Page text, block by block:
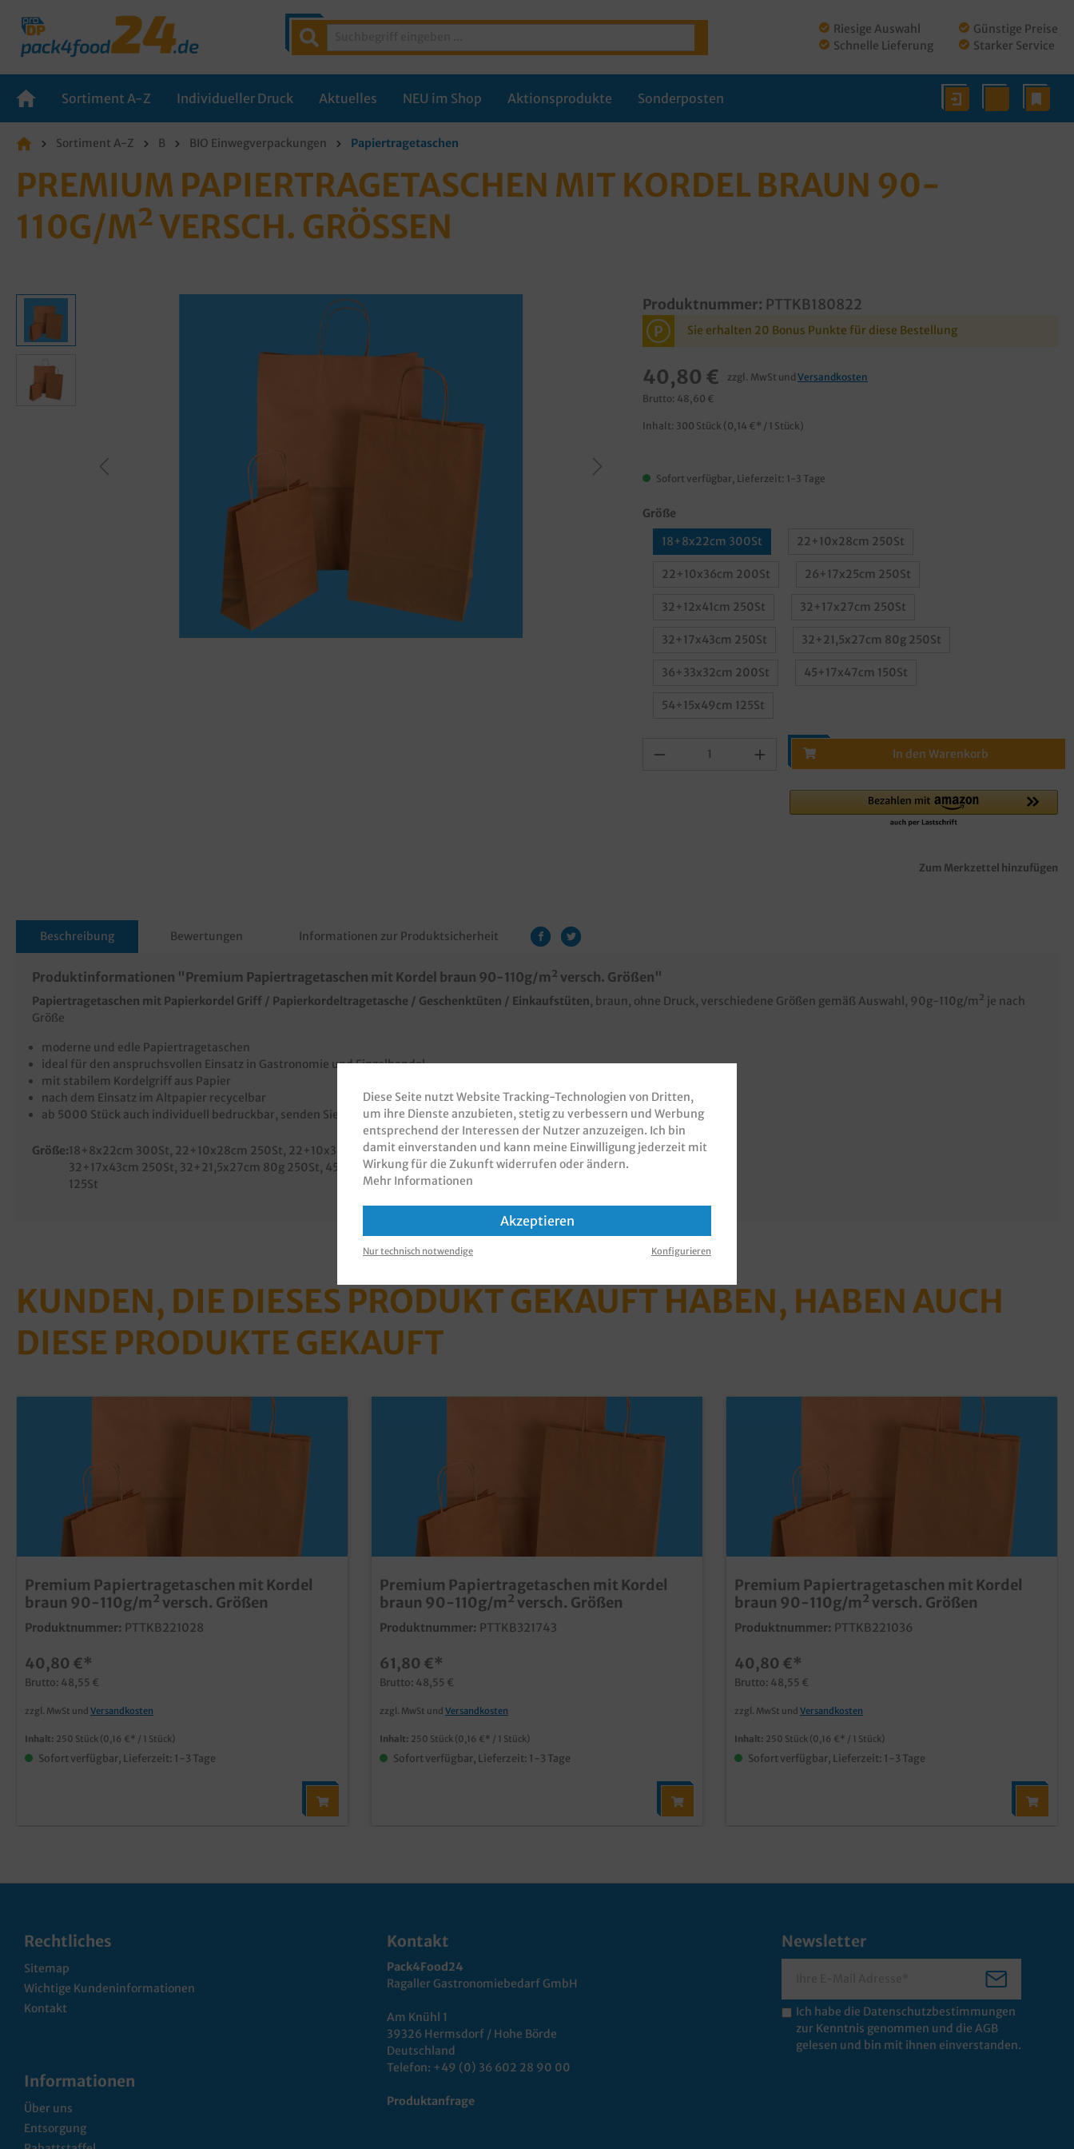
Riesige Auswahl
Schnelle Lieferung
Günstige Preise
Starker Service
Sortiment A-Z Individueller Druck Aktuelles NEU im Shop Aktionsprodukte Sonderposten
Sortiment A-Z B BIO Einwegverpackungen Papiertragetaschen
PREMIUM PAPIERTRAGETASCHEN MIT KORDEL BRAUN 90-
110G/M² VERSCH. GRÖSSEN
Produktnummer: PTTKB180822
P Sie erhalten 20 Bonus Punkte für diese Bestellung
40,80 € zzgl. MwSt und Versandkosten
Brutto: 48,60 €
Inhalt: 300 Stück (0,14 €* / 1 Stück)
Sofort verfügbar, Lieferzeit: 1-3 Tage
Größe
18+8x22cm 300St
22+10x28cm 250St
22+10x36cm 200St 26+17x25cm 250St
32+12x41cm 250St 32+17x27cm 250St
32+17x43cm 250St 32+21,5x27cm 80g 250St
36+33x32cm 200St 45+17x47cm 150St
54+15x49cm 125St
In den Warenkorb
Zum Merkzettel hinzufügen
Beschreibung Bewertungen Informationen zur Produktsicherheit
Produktinformationen "Premium Papiertragetaschen mit Kordel braun 90-110g/m² versch. Größen"
Papiertragetaschen mit Papierkordel Griff / Papierkordeltragetasche / Geschenktüten / Einkaufstüten , braun, ohne Druck, verschiedene Größen gemäß Auswahl, 90g-110g/m² je nach
Größe
moderne und edle Papiertragetaschen
ideal für den anspruchsvollen Einsatz in Gastronomie und Einzelhandel
mit stabilem Kordelgriff aus Papier
nach dem Einsatz im Altpapier recycelbar
ab 5000 Stück auch individuell bedruckbar, senden Sie uns einfach eine Angebotsanfrage
Größe:18+8x22cm 300St , 22+10x28cm 250St , 22+10x36cm 200St, 32+12x41cm 250St,
32+17x43cm 250St , 32+21,5x27cm 80g 250St , 45+17x47cm 150St, 54+15x49cm
125St
KUNDEN, DIE DIESES PRODUKT GEKAUFT HABEN, HABEN AUCH
DIESE PRODUKTE GEKAUFT
Premium Papiertragetaschen mit Kordel
braun 90-110g/m² versch. Größen
Produktnummer: PTTKB221028
40,80 €*
Brutto: 48,55 €
zzgl. MwSt und Versandkosten
Inhalt: 250 Stück (0,16 €* / 1 Stück)
Sofort verfügbar, Lieferzeit: 1-3 Tage
Premium Papiertragetaschen mit Kordel
braun 90-110g/m² versch. Größen
Produktnummer: PTTKB321743
61,80 €*
Brutto: 48,55 €
zzgl. MwSt und Versandkosten
Inhalt: 250 Stück (0,16 €* / 1 Stück)
Sofort verfügbar, Lieferzeit: 1-3 Tage
Premium Papiertragetaschen mit Kordel
braun 90-110g/m² versch. Größen
Produktnummer: PTTKB221036
40,80 €*
Brutto: 48,55 €
zzgl. MwSt und Versandkosten
Inhalt: 250 Stück (0,16 €* / 1 Stück)
Sofort verfügbar, Lieferzeit: 1-3 Tage
Rechtliches
Sitemap
Wichtige Kundeninformationen
Kontakt
Informationen
Über uns
Entsorgung
Kontakt
Pack4Food24
Ragaller Gastronomiebedarf GmbH
Am Knühl 1
39326 Hermsdorf / Hohe Börde
Deutschland
Telefon: +49 (0) 36 602 28 90 00
Produktanfrage
Newsletter
Ich habe die Datenschutzbestimmungen
zur Kenntnis genommen und die AGB
gelesen und bin mit ihnen einverstanden.
Diese Seite nutzt Website Tracking-Technologien von Dritten,
um ihre Dienste anzubieten, stetig zu verbessern und Werbung
entsprechend der Interessen der Nutzer anzuzeigen. Ich bin
damit einverstanden und kann meine Einwilligung jederzeit mit
Wirkung für die Zukunft widerrufen oder ändern.
Mehr Informationen
Akzeptieren
Nur technisch notwendige Konfigurieren